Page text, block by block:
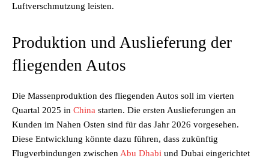
Luftverschmutzung leisten.
Produktion und Auslieferung der
fliegenden Autos
Die Massenproduktion des fliegenden Autos soll im vierten
Quartal 2025 in China starten. Die ersten Auslieferungen an
Kunden im Nahen Osten sind für das Jahr 2026 vorgesehen.
Diese Entwicklung könnte dazu führen, dass zukünftig
Flugverbindungen zwischen Abu Dhabi und Dubai eingerichtet